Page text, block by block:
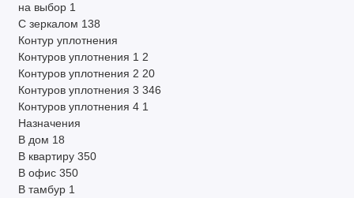
на выбор 1
С зеркалом 138
Контур уплотнения
Контуров уплотнения 1 2
Контуров уплотнения 2 20
Контуров уплотнения 3 346
Контуров уплотнения 4 1
Назначения
В дом 18
В квартиру 350
В офис 350
В тамбур 1